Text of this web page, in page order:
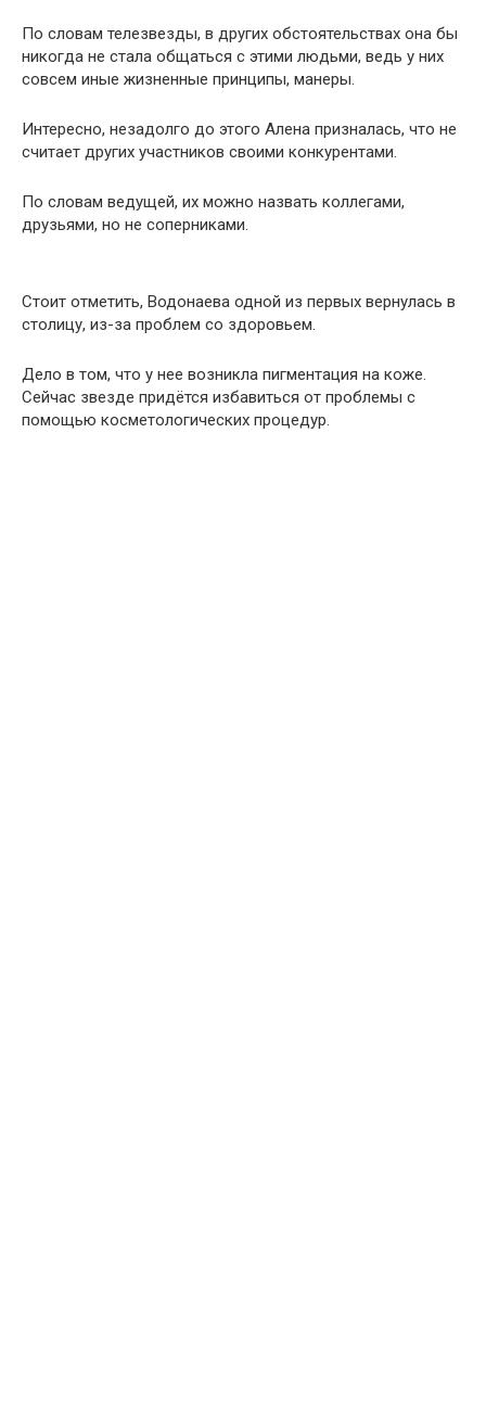
По словам телезвезды, в других обстоятельствах она бы
никогда не стала общаться с этими людьми, ведь у них
совсем иные жизненные принципы, манеры.
Интересно, незадолго до этого Алена призналась, что не
считает других участников своими конкурентами.
По словам ведущей, их можно назвать коллегами,
друзьями, но не соперниками.
Стоит отметить, Водонаева одной из первых вернулась в
столицу, из-за проблем со здоровьем.
Дело в том, что у нее возникла пигментация на коже.
Сейчас звезде придётся избавиться от проблемы с
помощью косметологических процедур.